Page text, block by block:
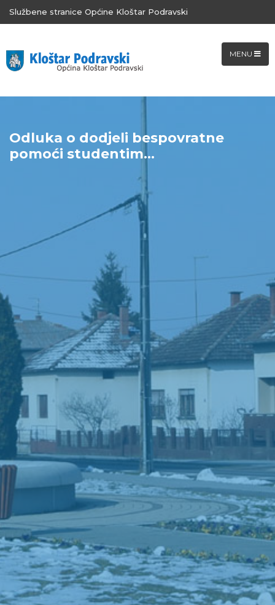
Službene stranice Općine Kloštar Podravski
MENU
Odluka o dodjeli bespovratne
pomoći studentim...